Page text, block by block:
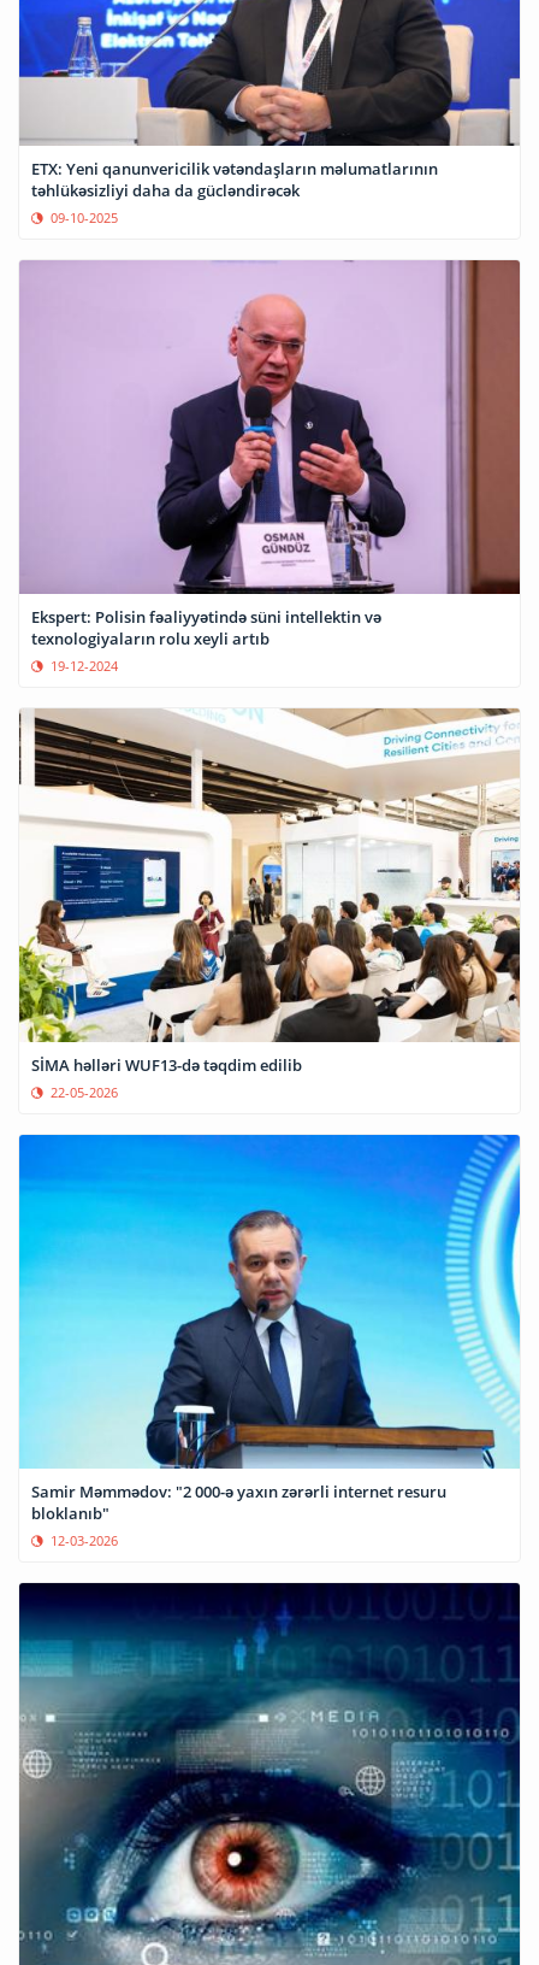
ETX: Yeni qanunvericilik vətəndaşların məlumatlarının
təhlükəsizliyi daha da gücləndirəcək
09-10-2025
Ekspert: Polisin fəaliyyətində süni intellektin və
texnologiyaların rolu xeyli artıb
19-12-2024
SİMA həlləri WUF13-də təqdim edilib
22-05-2026
Samir Məmmədov: "2 000-ə yaxın zərərli internet resuru
bloklanıb"
12-03-2026